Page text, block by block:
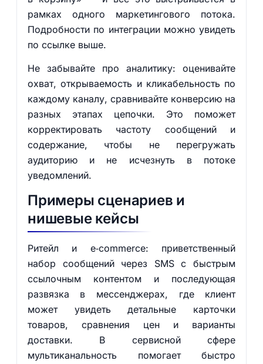
рамках одного маркетингового потока.
Подробности по интеграции можно увидеть
по ссылке выше.
Не забывайте про аналитику: оценивайте
охват, открываемость и кликабельность по
каждому каналу, сравнивайте конверсию на
разных этапах цепочки. Это поможет
корректировать частоту сообщений и
содержание, чтобы не перегружать
аудиторию и не исчезнуть в потоке
уведомлений.
Примеры сценариев и
нишевые кейсы
Ритейл и e‑commerce: приветственный
набор сообщений через SMS с быстрым
ссылочным контентом и последующая
развязка в мессенджерах, где клиент
может увидеть детальные карточки
товаров, сравнения цен и варианты
доставки. В сервисной сфере
мультиканальность помогает быстро